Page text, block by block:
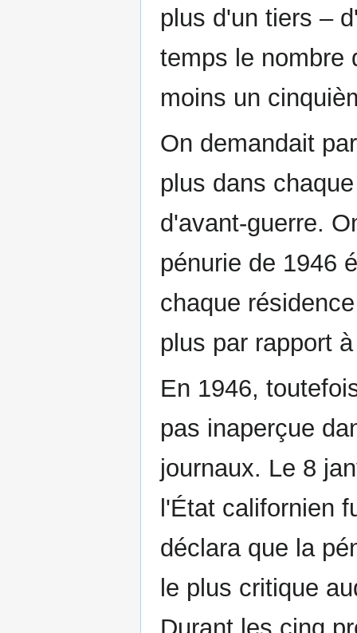
plus d'un tiers –
temps le nombre
moins un
On demandait
plus dans
d'avant-guerre.
pénurie de 1946
chaque
plus par rapport
En 1946,
pas inaperçue
journaux. Le 8
l'État californien
déclara que la
le plus critique